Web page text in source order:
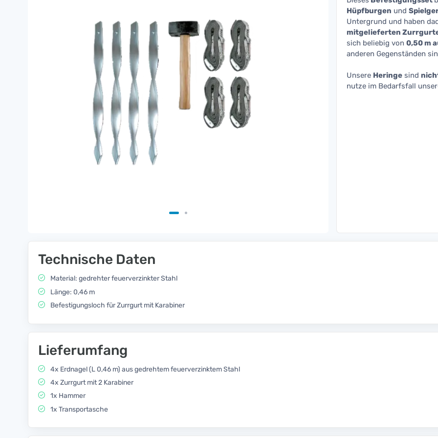
Hüpfburgen und
Untergrund und haben
mitgelieferten
sich beliebig von 0,50 m
anderen Gegenständen
Unsere Heringe sind
nutze im Bedarfsfall
Technische Daten
Material: gedrehter feuerverzinkter Stahl
Länge: 0,46 m
Befestigungsloch für Zurrgurt mit Karabiner
Lieferumfang
4x Erdnagel (L 0,46 m) aus gedrehtem feuerverzinktem Stahl
4x Zurrgurt mit 2 Karabiner
1x Hammer
1x Transportasche